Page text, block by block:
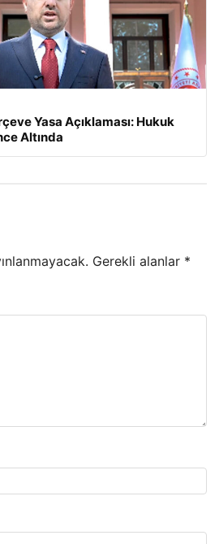
Yasa Açıklaması: Hukuk
Altında
Gerekli alanlar *